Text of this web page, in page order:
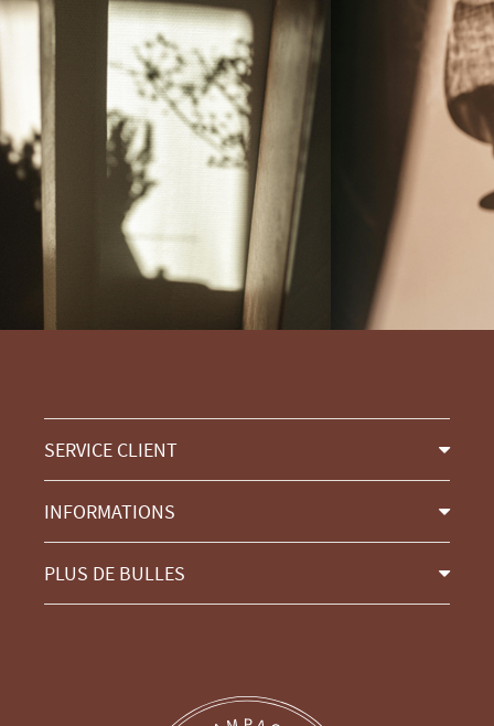
SERVICE CLIENT
INFORMATIONS
PLUS DE BULLES